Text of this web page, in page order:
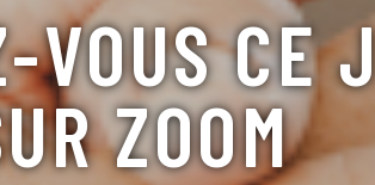
VOUS CE
ZOOM